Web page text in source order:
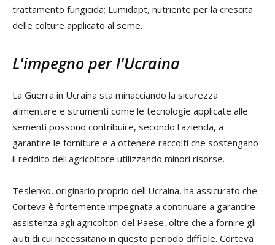
trattamento fungicida; Lumidapt, nutriente per la crescita
delle colture applicato al seme.
L'impegno per l'Ucraina
La Guerra in Ucraina sta minacciando la sicurezza
alimentare e strumenti come le tecnologie applicate alle
sementi possono contribuire, secondo l'azienda, a
garantire le forniture e a ottenere raccolti che sostengano
il reddito dell'agricoltore utilizzando minori risorse.
Teslenko, originario proprio dell'Ucraina, ha assicurato che
Corteva è fortemente impegnata a continuare a garantire
assistenza agli agricoltori del Paese, oltre che a fornire gli
aiuti di cui necessitano in questo periodo difficile. Corteva